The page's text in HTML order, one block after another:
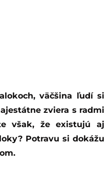
zviera s radmi
však, že existujú aj
Potravu si dokážu